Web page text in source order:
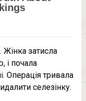
Жінка затисла
і почала
Операція тривала
селезінку.